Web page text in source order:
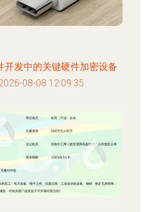
开发中的关键硬件加密设备
08-08 12:09:35